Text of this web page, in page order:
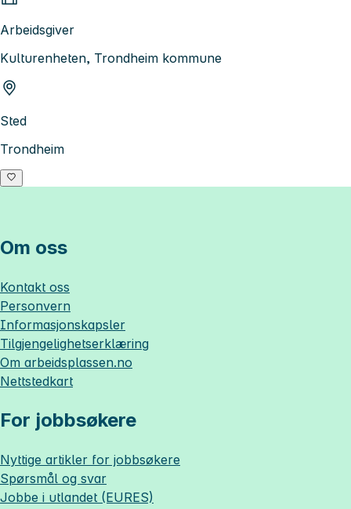
Arbeidsgiver
Kulturenheten, Trondheim kommune
Sted
Trondheim
Om oss
Kontakt oss
Personvern
Informasjonskapsler
Tilgjengelighetserklæring
Om arbeidsplassen.no
Nettstedkart
For jobbsøkere
Nyttige artikler for jobbsøkere
Spørsmål og svar
Jobbe i utlandet (EURES)